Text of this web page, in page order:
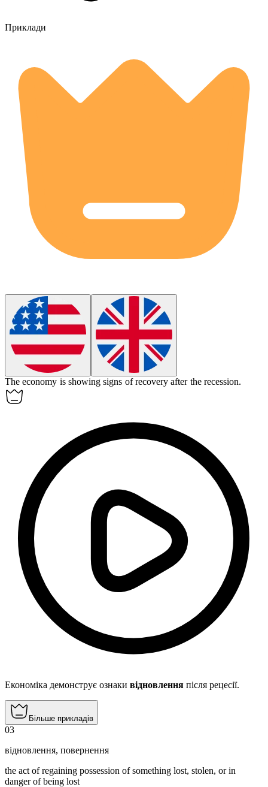
Приклади
The economy is showing signs ofrecovery after the recession.
Економіка демонструє ознаки відновлення після рецесії.
Більше прикладів
03
відновлення, повернення
the act of regaining possession of something lost, stolen, or in
danger of being lost